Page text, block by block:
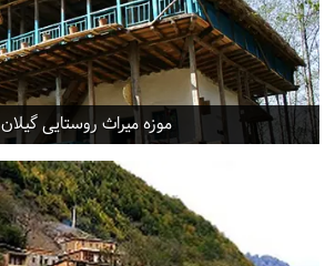
موزه میراث روستایی گیلان